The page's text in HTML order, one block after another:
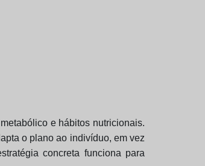
e hábitos nutricionais.
o plano ao indivíduo, em vez
concreta funciona para